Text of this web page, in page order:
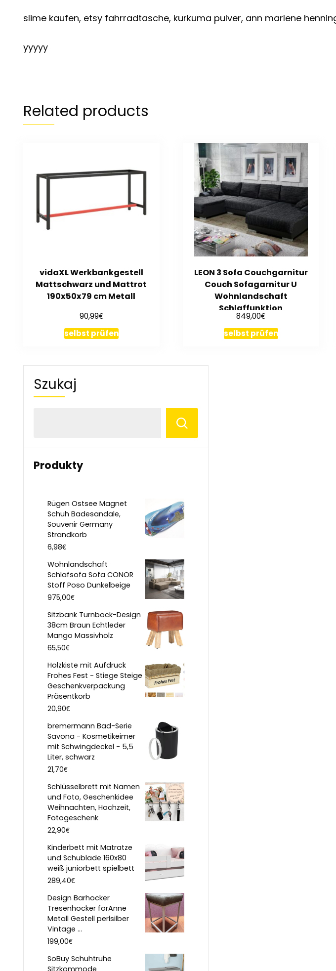
slime kaufen, etsy fahrradtasche, kurkuma pulver, ann marlene
yyyyy
Related products
vidaXL Werkbankgestell
Mattschwarz und Mattrot
190x50x79 cm Metall
90,99€
selbst prüfen
LEON 3 Sofa Couchgarnitur
Couch Sofagarnitur U
Wohnlandschaft
Schlaffunktion
849,00€
selbst prüfen
Szukaj
Produkty
Rügen Ostsee Magnet
Schuh Badesandale,
Souvenir Germany
Strandkorb
6,98€
Wohnlandschaft
Schlafsofa Sofa CONOR
Stoff Poso Dunkelbeige
975,00€
Sitzbank Turnbock-Design
38cm Braun Echtleder
Mango Massivholz
65,50€
Holzkiste mit Aufdruck
Frohes Fest - Stiege Steige
Geschenkverpackung
Präsentkorb
20,90€
bremermann Bad-Serie
Savona - Kosmetikeimer
mit Schwingdeckel - 5,5
Liter, schwarz
21,70€
Schlüsselbrett mit Namen
und Foto, Geschenkidee
Weihnachten, Hochzeit,
Fotogeschenk
22,90€
Kinderbett mit Matratze
und Schublade 160x80
weiß juniorbett spielbett
289,40€
Design Barhocker
Tresenhocker forAnne
Metall Gestell perlsilber
Vintage ...
199,00€
SoBuy Schuhtruhe
Sitzkommode